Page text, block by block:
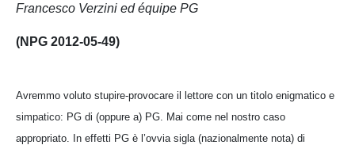
Francesco Verzini ed équipe PG
(NPG 2012-05-49)
Avremmo voluto stupire-provocare il lettore con un titolo enigmatico e
simpatico: PG di (oppure a) PG. Mai come nel nostro caso
appropriato. In effetti PG è l’ovvia sigla (nazionalmente nota) di